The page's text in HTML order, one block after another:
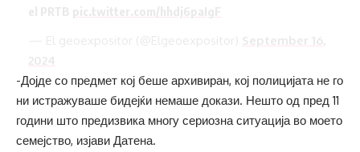
-Дојде со предмет кој беше архивиран, кој полицијата не го
ни истражуваше бидејќи немаше докази. Нешто од пред 11
години што предизвика многу сериозна ситуација во моето
семејство, изјави Датена.